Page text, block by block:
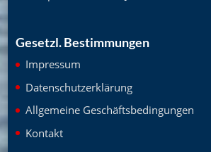
Gesetzl. Bestimmungen
Impressum
Datenschutzerklärung
Allgemeine Geschäftsbedingungen
Kontakt